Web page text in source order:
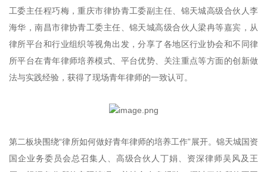
工委主任程巧梅，重庆市律协青工委副主任、锦天城高级合伙人李
海华，南昌市律协青工委主任、锦天城高级合伙人梁冉等嘉宾，从
律所平台和行业组织等视角出发，分享了各地区行业协会和不同律
所平台在青年律师培养模式、平台优势、关注重点等方面的创新做
法与实践经验，获得了现场青年律师的一致认可。
第二板块围绕“律所如何做好青年律师的培养工作”展开。锦天城国资
国企业务委员会总召集人、高级合伙人丁娟、资深律师吴风及王